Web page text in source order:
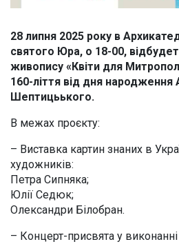
28 липня 2025 року в
святого Юра, о 18-00,
живопису «Квіти для
160-ліття від дня народження
Шептицьького.
В межах проєкту:
– Виставка картин знаних в
художників:
Петра Сипняка;
Юлії Седюк;
Олександри Білобран.
– Концерт-присвята у виконанні